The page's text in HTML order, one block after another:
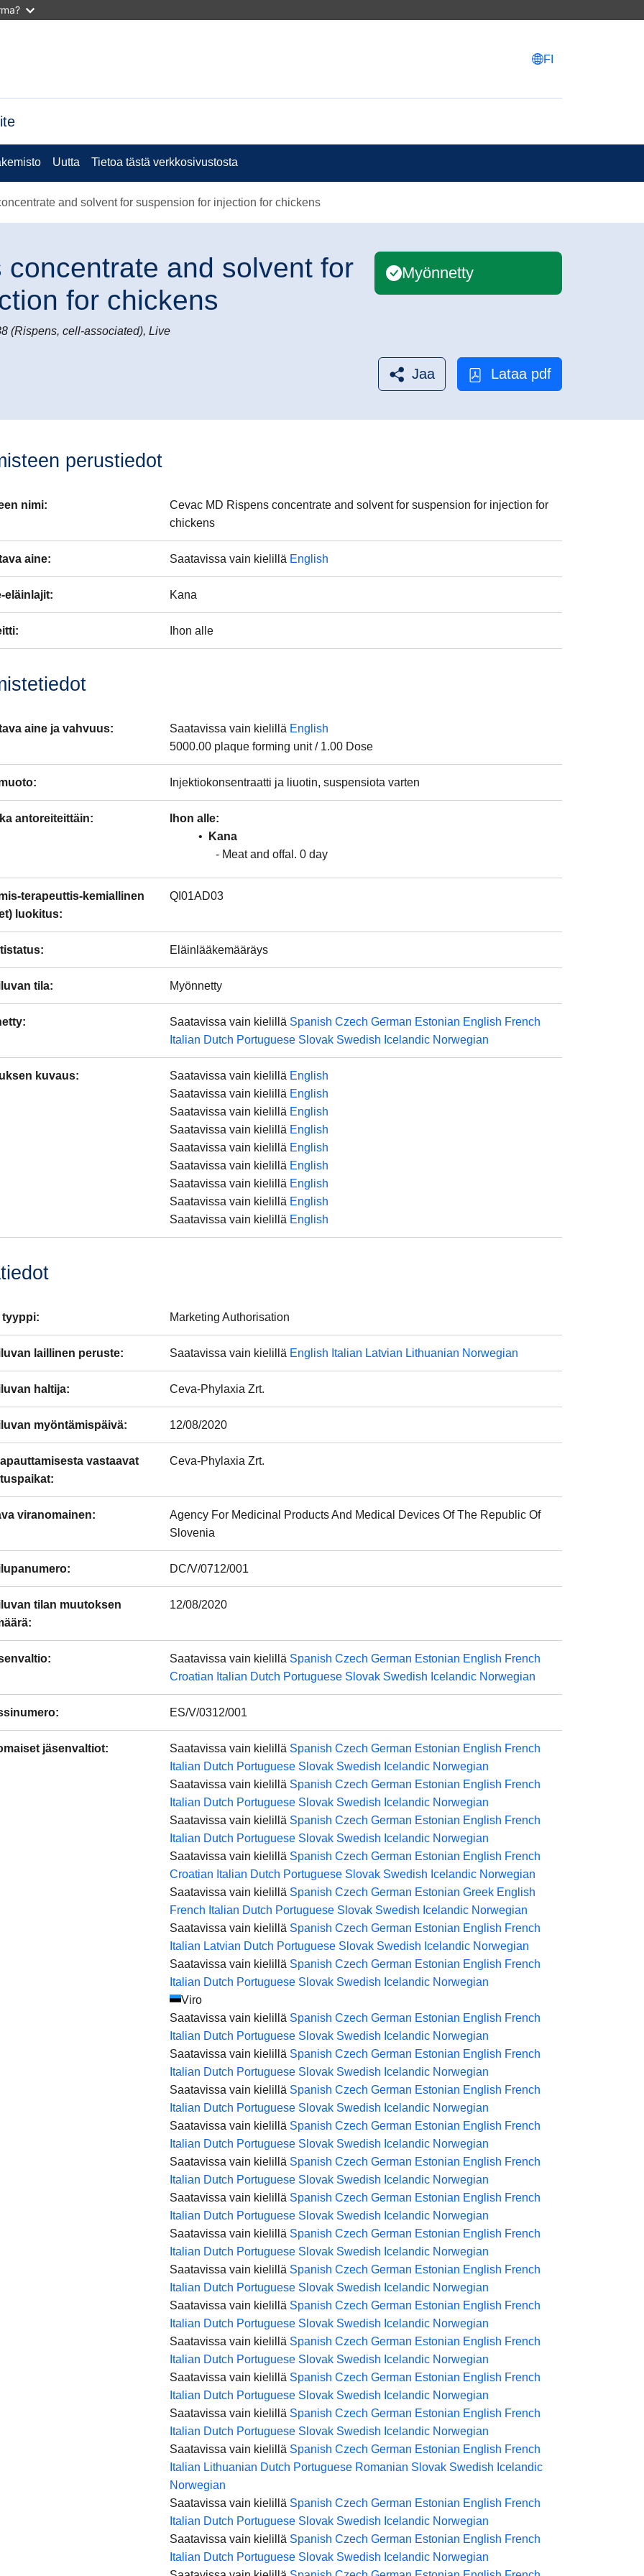
FI
Uutta Tietoa tästä verkkosivustosta
and solvent for suspension for injection for chickens
concentrate and solvent for
for chickens
Myönnetty
(Rispens, cell-associated), Live
Jaa Lataa pdf
perustiedot
nimi:
Cevac MD Rispens concentrate and solvent for suspension for injection for
chickens
aine: Saatavissa vain kielillä English
eläinlajit: Kana
: Ihon alle
aine ja vahvuus: Saatavissa vain kielillä English
5000.00 plaque forming unit / 1.00 Dose
: Injektiokonsentraatti ja liuotin, suspensiota varten
antoreiteittäin:
Ihon alle
Kana
Meat and offal
0 day
terapeuttis-kemiallinen
luokitus:
QI01AD03
: Eläinlääkemääräys
tila: Myönnetty
Saatavissa vain kielillä Spanish Czech German Estonian English French
Italian Dutch Portuguese Slovak Swedish Icelandic Norwegian
kuvaus: Saatavissa vain kielillä English
Saatavissa vain kielillä English
Saatavissa vain kielillä English
Saatavissa vain kielillä English
Saatavissa vain kielillä English
Saatavissa vain kielillä English
Saatavissa vain kielillä English
Saatavissa vain kielillä English
Saatavissa vain kielillä English
tyyppi: Marketing Authorisation
laillinen peruste: Saatavissa vain kielillä English Italian Latvian Lithuanian Norwegian
haltija: Ceva-Phylaxia Zrt.
myöntämispäivä: 12/08/2020
vastaavat
:
Ceva-Phylaxia Zrt.
viranomainen:
Agency For Medicinal Products And Medical Devices Of The Republic Of
Slovenia
: DC/V/0712/001
tilan muutoksen
:
12/08/2020
: Saatavissa vain kielillä Spanish Czech German Estonian English French
Croatian Italian Dutch Portuguese Slovak Swedish Icelandic Norwegian
: ES/V/0312/001
jäsenvaltiot: Saatavissa vain kielillä Spanish Czech German Estonian English French
Italian Dutch Portuguese Slovak Swedish Icelandic Norwegian
Saatavissa vain kielillä Spanish Czech German Estonian English French
Italian Dutch Portuguese Slovak Swedish Icelandic Norwegian
Saatavissa vain kielillä Spanish Czech German Estonian English French
Italian Dutch Portuguese Slovak Swedish Icelandic Norwegian
Saatavissa vain kielillä Spanish Czech German Estonian English French
Croatian Italian Dutch Portuguese Slovak Swedish Icelandic Norwegian
Saatavissa vain kielillä Spanish Czech German Estonian Greek English
French Italian Dutch Portuguese Slovak Swedish Icelandic Norwegian
Saatavissa vain kielillä Spanish Czech German Estonian English French
Italian Latvian Dutch Portuguese Slovak Swedish Icelandic Norwegian
Saatavissa vain kielillä Spanish Czech German Estonian English French
Italian Dutch Portuguese Slovak Swedish Icelandic Norwegian
Viro
Saatavissa vain kielillä Spanish Czech German Estonian English French
Italian Dutch Portuguese Slovak Swedish Icelandic Norwegian
Saatavissa vain kielillä Spanish Czech German Estonian English French
Italian Dutch Portuguese Slovak Swedish Icelandic Norwegian
Saatavissa vain kielillä Spanish Czech German Estonian English French
Italian Dutch Portuguese Slovak Swedish Icelandic Norwegian
Saatavissa vain kielillä Spanish Czech German Estonian English French
Italian Dutch Portuguese Slovak Swedish Icelandic Norwegian
Saatavissa vain kielillä Spanish Czech German Estonian English French
Italian Dutch Portuguese Slovak Swedish Icelandic Norwegian
Saatavissa vain kielillä Spanish Czech German Estonian English French
Italian Dutch Portuguese Slovak Swedish Icelandic Norwegian
Saatavissa vain kielillä Spanish Czech German Estonian English French
Italian Dutch Portuguese Slovak Swedish Icelandic Norwegian
Saatavissa vain kielillä Spanish Czech German Estonian English French
Italian Dutch Portuguese Slovak Swedish Icelandic Norwegian
Saatavissa vain kielillä Spanish Czech German Estonian English French
Italian Dutch Portuguese Slovak Swedish Icelandic Norwegian
Saatavissa vain kielillä Spanish Czech German Estonian English French
Italian Dutch Portuguese Slovak Swedish Icelandic Norwegian
Saatavissa vain kielillä Spanish Czech German Estonian English French
Italian Dutch Portuguese Slovak Swedish Icelandic Norwegian
Saatavissa vain kielillä Spanish Czech German Estonian English French
Italian Dutch Portuguese Slovak Swedish Icelandic Norwegian
Saatavissa vain kielillä Spanish Czech German Estonian English French
Italian Lithuanian Dutch Portuguese Romanian Slovak Swedish Icelandic
Norwegian
Saatavissa vain kielillä Spanish Czech German Estonian English French
Italian Dutch Portuguese Slovak Swedish Icelandic Norwegian
Saatavissa vain kielillä Spanish Czech German Estonian English French
Italian Dutch Portuguese Slovak Swedish Icelandic Norwegian